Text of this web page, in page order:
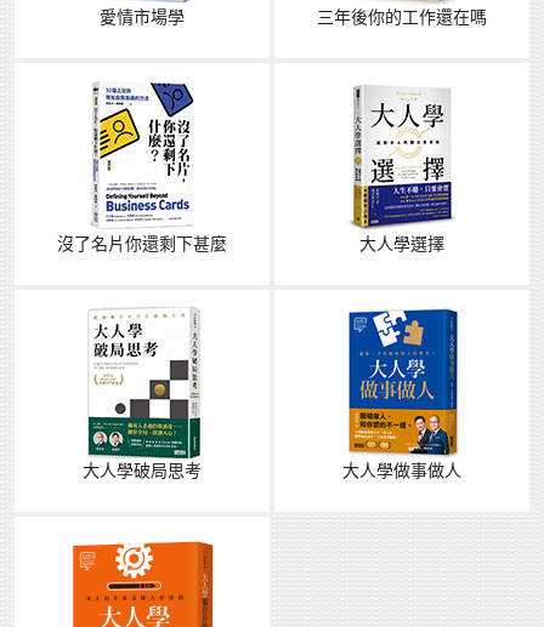
愛情市場學 三年後你的工作還在嗎
沒了名片你還剩下甚麼 大人學選擇
大人學破局思考 大人學做事做人